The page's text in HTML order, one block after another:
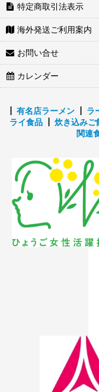
特定商取引法表示
海外発送ご利用案内
お問い合せ
カレンダー
有名店ラーメン┃ ラ
ライ食品
炊き込みご
関連